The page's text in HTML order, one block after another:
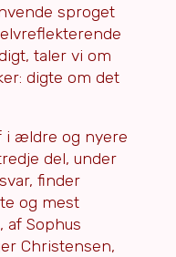
sproget
taler vi om
digte om det
i ældre og nyere
del, under
finder
og mest
Sophus
Christensen,